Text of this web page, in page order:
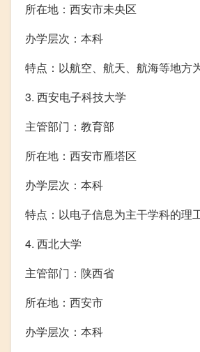
所在地：西安市未央区
办学层次：本科
特点：以航空、航天、航海等地方
3. 西安电子科技大学
主管部门：教育部
所在地：西安市雁塔区
办学层次：本科
特点：以电子信息为主干学科的理
4. 西北大学
主管部门：陕西省
所在地：西安市
办学层次：本科